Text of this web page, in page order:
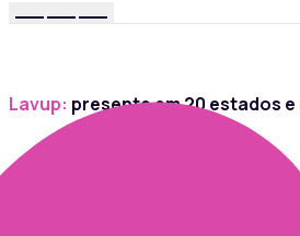
Lavup: presente em 20 estados